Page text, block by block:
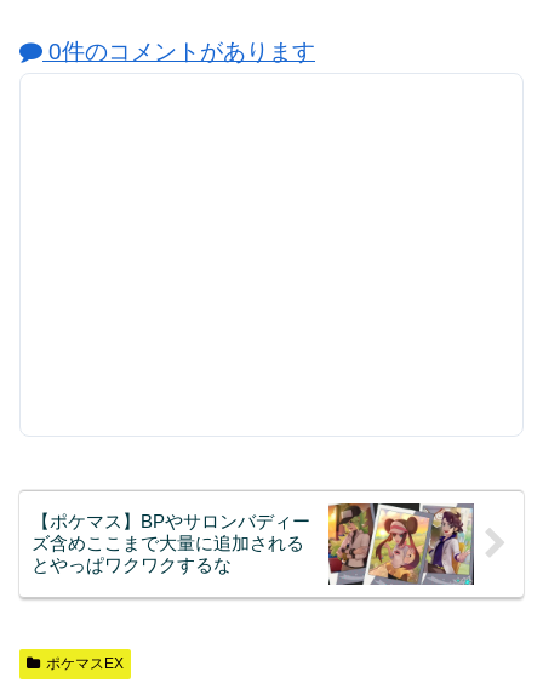
0件のコメントがあります
【ポケマス】BPやサロンバディー
ズ含めここまで大量に追加される
とやっぱワクワクするな
ポケマスEX